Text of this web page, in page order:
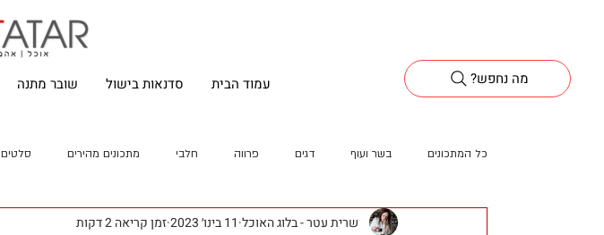
עמוד הבית סדנאות בישול שובר מתנה ?מה נחפש
כל המתכונים בשר ועוף דגים פרווה חלבי מתכונים מהירים סלטים
שרית עטר - בלוג האוכל 11 בינו׳ 2023 זמן קריאה 2 דקות